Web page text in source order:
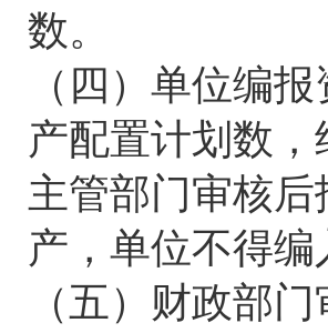
数。
（四）单位编
产配置计划数
主管部门审核
产，单位不得
（五）财政部